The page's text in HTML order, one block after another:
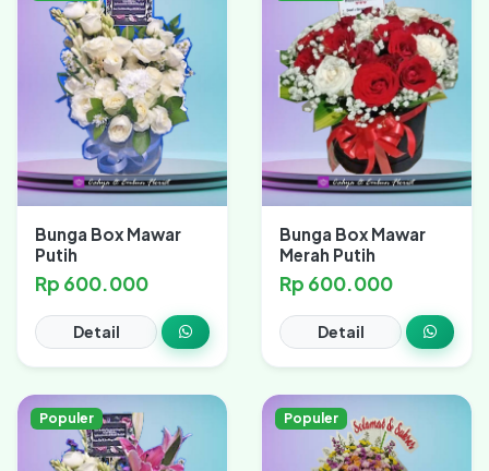
Bunga Box Mawar
Putih
Rp 600.000
Detail
Bunga Box Mawar
Merah Putih
Rp 600.000
Detail
Populer Populer